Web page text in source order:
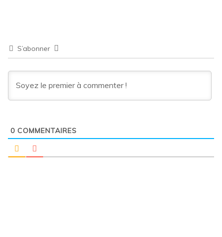
S’abonner
0 COMMENTAIRES